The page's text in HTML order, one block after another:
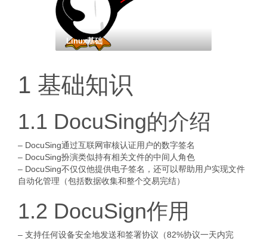
Linux基础
1 基础知识
1.1 DocuSing的介绍
– DocuSing通过互联网审核认证用户的数字签名
– DocuSing扮演类似持有相关文件的中间人角色
– DocuSing不仅仅他提供电子签名，还可以帮助用户实现文件
自动化管理（包括数据收集和整个交易完结）
1.2 DocuSign作用
– 支持任何设备安全地发送和签署协议（82%协议一天内完